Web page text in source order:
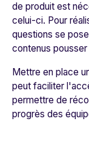
de produit est
celui-ci. Pour
questions se
contenus
Mettre en place
peut faciliter
permettre de
progrès des